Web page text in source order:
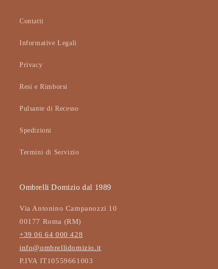
Contatti
Informative Legali
Privacy
Resi e Rimborsi
Pulsante di Recesso
Spedizioni
Termini di Servizio
Ombrelli Domizio dal 1989
Via Antonino Campanozzi 10
00177 Roma (RM)
+39 06 64 000 428
info@ombrellidomizio.it
P.IVA IT10559661003